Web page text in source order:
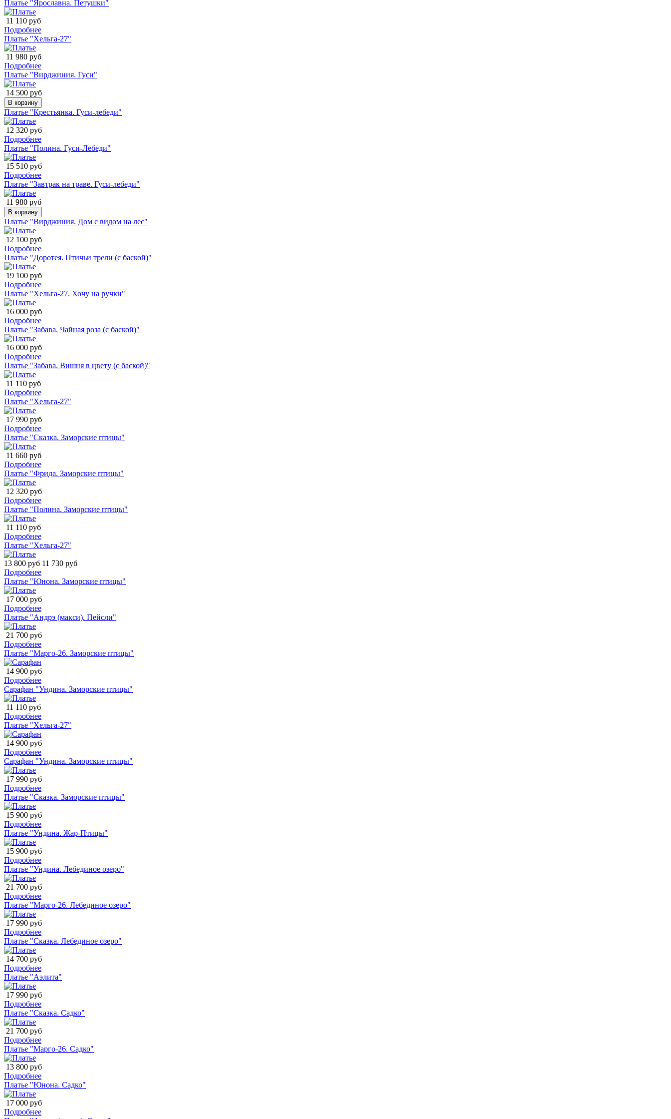
Платье "Ярославна. Петушки"
11 110 руб
Подробнее
Платье "Хельга-27"
11 980 руб
Подробнее
Платье "Вирджиния. Гуси"
14 500 руб
В корзину
Платье "Крестьянка. Гуси-лебеди"
12 320 руб
Подробнее
Платье "Полина. Гуси-Лебеди"
15 510 руб
Подробнее
Платье "Завтрак на траве. Гуси-лебеди"
11 980 руб
В корзину
Платье "Вирджиния. Дом с видом на лес"
12 100 руб
Подробнее
Платье "Доротея. Птичьи трели (с баской)"
19 100 руб
Подробнее
Платье "Хельга-27. Хочу на ручки"
16 000 руб
Подробнее
Платье "Забава. Чайная роза (с баской)"
16 000 руб
Подробнее
Платье "Забава. Вишня в цвету (с баской)"
11 110 руб
Подробнее
Платье "Хельга-27"
17 990 руб
Подробнее
Платье "Сказка. Заморские птицы"
11 660 руб
Подробнее
Платье "Фрида. Заморские птицы"
12 320 руб
Подробнее
Платье "Полина. Заморские птицы"
11 110 руб
Подробнее
Платье "Хельга-27"
13 800 руб 11 730 руб
Подробнее
Платье "Юнона. Заморские птицы"
17 000 руб
Подробнее
Платье "Андрэ (макси). Пейсли"
21 700 руб
Подробнее
Платье "Марго-26. Заморские птицы"
14 900 руб
Подробнее
Сарафан "Ундина. Заморские птицы"
11 110 руб
Подробнее
Платье "Хельга-27"
14 900 руб
Подробнее
Сарафан "Ундина. Заморские птицы"
17 990 руб
Подробнее
Платье "Сказка. Заморские птицы"
15 900 руб
Подробнее
Платье "Ундина. Жар-Птицы"
15 900 руб
Подробнее
Платье "Ундина. Лебединое озеро"
21 700 руб
Подробнее
Платье "Марго-26. Лебединое озеро"
17 990 руб
Подробнее
Платье "Сказка. Лебединое озеро"
14 700 руб
Подробнее
Платье "Аэлита"
17 990 руб
Подробнее
Платье "Сказка. Садко"
21 700 руб
Подробнее
Платье "Марго-26. Садко"
13 800 руб
Подробнее
Платье "Юнона. Садко"
17 000 руб
Подробнее